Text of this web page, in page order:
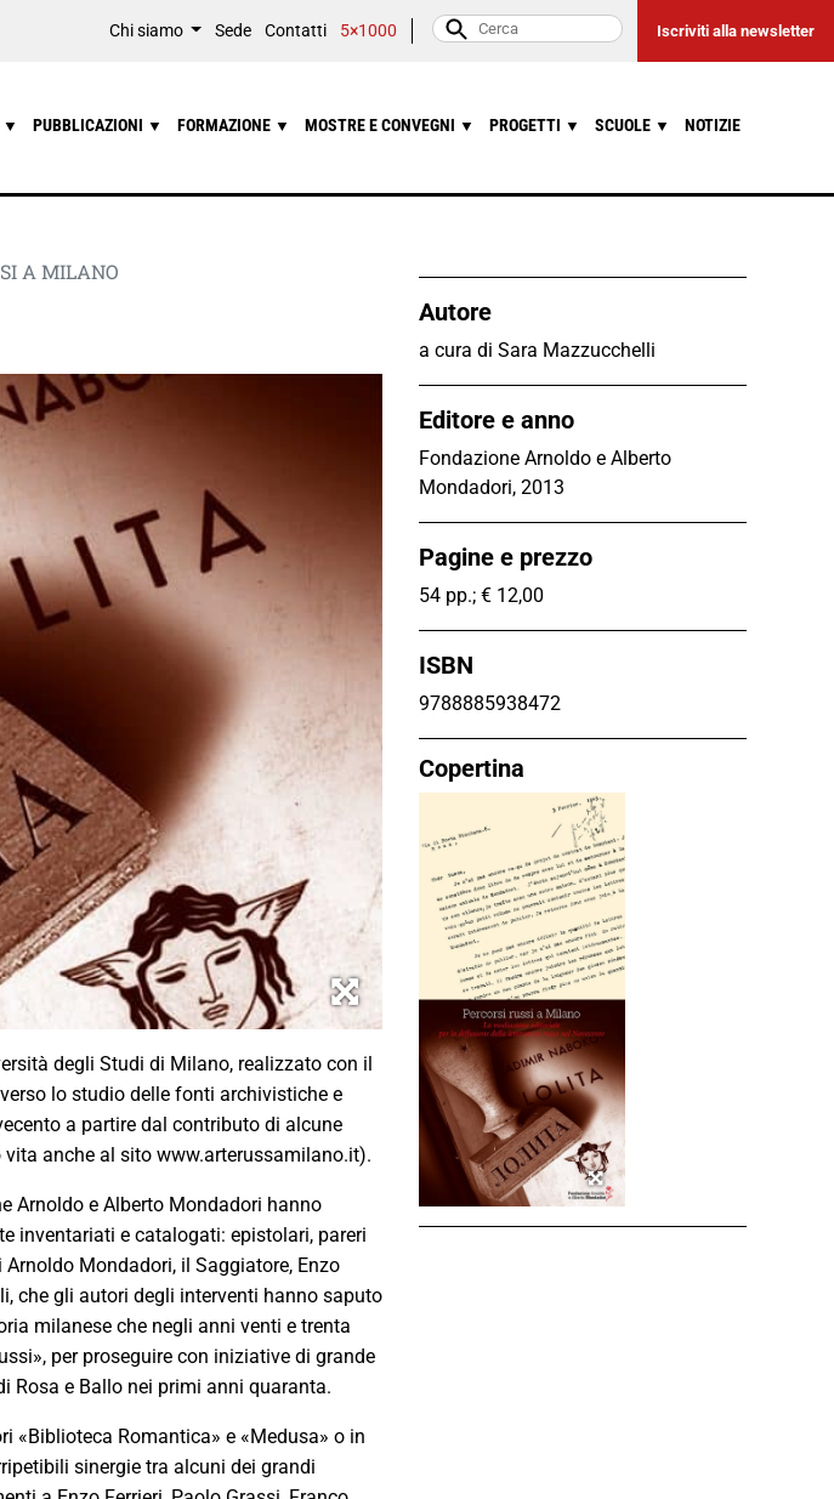
Chi siamo Sede Contatti 5×1000 Iscriviti alla newsletter
▼ PUBBLICAZIONI ▼ FORMAZIONE ▼ MOSTRE E CONVEGNI ▼ PROGETTI ▼ SCUOLE ▼ NOTIZIE
Autore
a cura di Sara Mazzucchelli
Editore e anno
Fondazione Arnoldo e Alberto
Mondadori, 2013
Pagine e prezzo
54 pp.; € 12,00
ISBN
9788885938472
Copertina
A MILANO
degli Studi di Milano, realizzato con il
lo studio delle fonti archivistiche e
a partire dal contributo di alcune
anche al sito www.arterussamilano.it).
Arnoldo e Alberto Mondadori hanno
inventariati e catalogati: epistolari, pareri
Mondadori, il Saggiatore, Enzo
che gli autori degli interventi hanno saputo
milanese che negli anni venti e trenta
per proseguire con iniziative di grande
Rosa e Ballo nei primi anni quaranta.
«Biblioteca Romantica» e «Medusa» o in
sinergie tra alcuni dei grandi